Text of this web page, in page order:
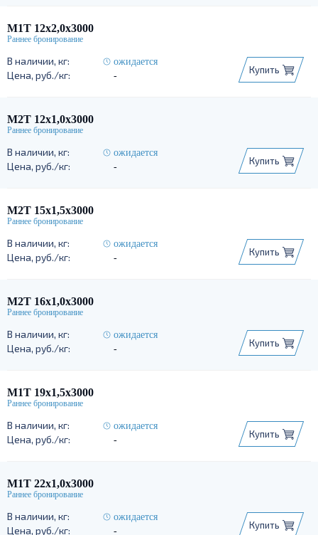
М1Т 12х2,0х3000
ожидается
-
Купить
М2Т 12х1,0х3000
ожидается
-
Купить
М2Т 15х1,5х3000
ожидается
-
Купить
М2Т 16х1,0х3000
ожидается
-
Купить
М1Т 19х1,5х3000
ожидается
-
Купить
М1Т 22х1,0х3000
ожидается
-
Купить